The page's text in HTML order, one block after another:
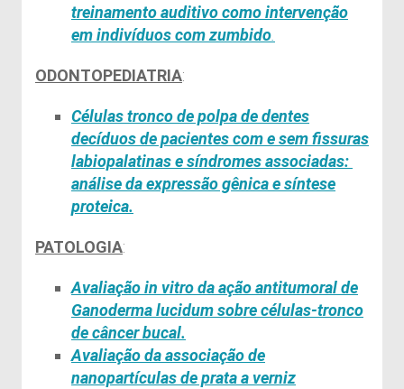
treinamento auditivo como intervenção
em indivíduos com zumbido
ODONTOPEDIATRIA:
Células tronco de polpa de dentes
decíduos de pacientes com e sem fissuras
labiopalatinase síndromes associadas:
análise da expressão gênica e síntese
proteica.
PATOLOGIA:
Avaliaçãoin vitroda ação antitumoral de
Ganodermalucidumsobre células-tronco
de câncer bucal.
Avaliação da associação de
nanopartículas de prata a verniz